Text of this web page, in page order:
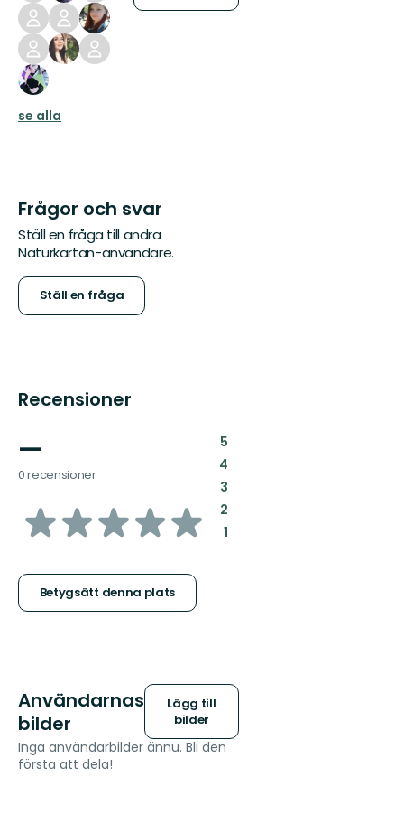
se alla
Frågor och svar
Ställ en fråga till andra
Naturkartan-användare.
Ställ en fråga
Recensioner
—
0 recensioner
av
stjärnor
Betygsätt denna plats
5:
4:
3:
2:
1:
Användarnas
bilder
Lägg till
bilder
Inga användarbilder ännu. Bli den
första att dela!